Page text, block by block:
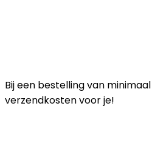
Bij een bestelling van
verzendkosten voor je!